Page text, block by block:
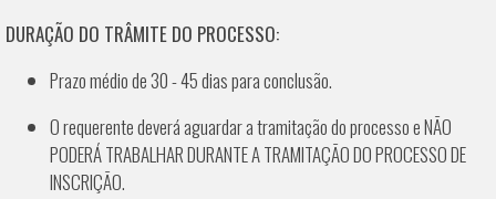
DURAÇÃO DO TRÂMITE DO PROCESSO:
Prazo médio de 30 - 45 dias para conclusão.
O requerente deverá aguardar a tramitação do processo e NÃO
PODERÁ TRABALHAR DURANTE A TRAMITAÇÃO DO PROCESSO DE
INSCRIÇÃO.